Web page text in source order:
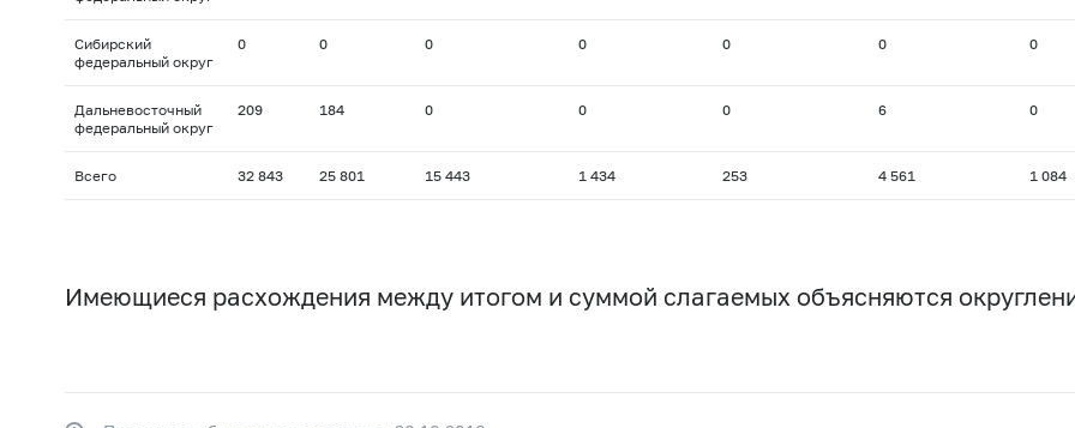
Сибирский
федеральный округ
0 0 0 0 0 0 0
Дальневосточный
федеральный округ
209 184 0 0 0 6 0
Всего 32 843 25 801 15 443 1 434 253 4 561 1 084
Имеющиеся расхождения между итогом и суммой слагаемых объясняются